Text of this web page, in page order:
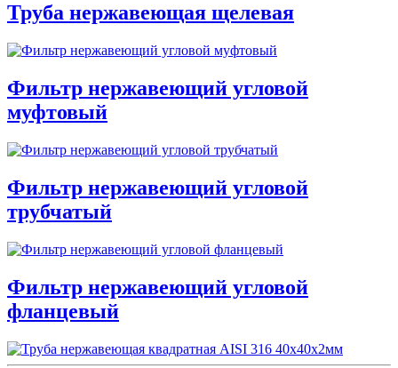
Труба нержавеющая щелевая
Фильтр нержавеющий угловой
муфтовый
Фильтр нержавеющий угловой
трубчатый
Фильтр нержавеющий угловой
фланцевый